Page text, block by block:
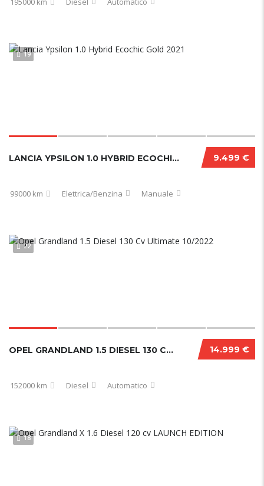
19
9.499 €
LANCIA YPSILON 1.0 HYBRID ECOCHIC GOLD 2021
99000 km Elettrica/Benzina Manuale
22
14.999 €
OPEL GRANDLAND 1.5 DIESEL 130 CV ULTIMATE 10/2022
152000 km Diesel Automatico
18